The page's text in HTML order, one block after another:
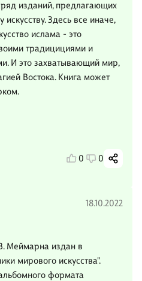
изданий, предлагающих
Здесь все иначе,
ислама - это
традицициями и
И это захватывающий мир,
Востока. Книга может
0 0
18.10.2022
Меймарна издан в
мирового искусства".
формата